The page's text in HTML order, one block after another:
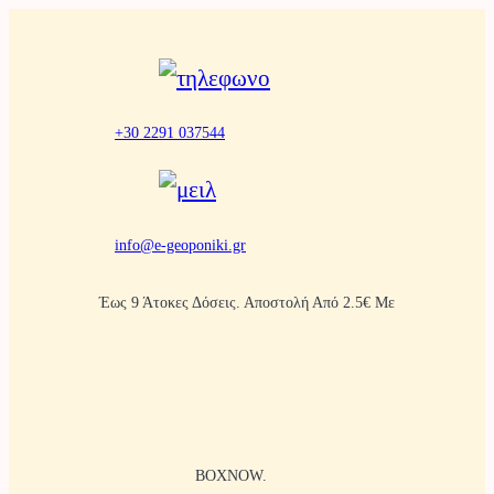
+30 2291 037544
info@e-geoponiki.gr
Έως 9 Άτοκες Δόσεις. Αποστολή Από 2.5€ Με
BOXNOW.